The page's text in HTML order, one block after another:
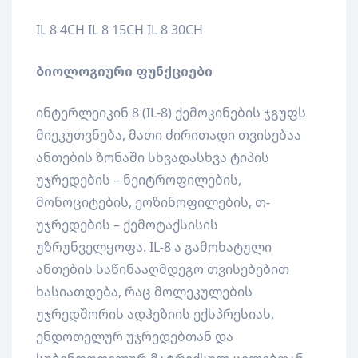
IL 8 4CH IL 8 15CH IL 8 30CH
ბიოლოგიური ფუნქციები
ინტერლეიკინ 8 (IL-8) ქემოკინების ჯგუფს
მიეკუთვნება, მათი ძირითადი თვისებაა
ანთების ზონაში სხვადასხვა ტიპის
უჯრედების – ნეიტროფილების,
მონოციტების, ეოზინოფილების, თ-
უჯრედების – ქემოტაქსისის
უზრუნველყოფა. IL-8 ა გამოხატული
ანთების საწინააღმდეგო თვისებებით
ხასიათდება, რაც მოლეკულების
უჯრედშორის ადჰეზიის ექსპრესიას,
ენდოთელურ უჯრედებთან და